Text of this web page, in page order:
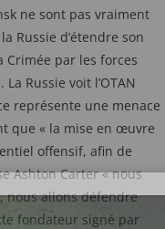
ne sont pas vraiment
Russie d’étendre son
Crimée par les forces
Russie voit l’OTAN
représente une menace
que « la mise en œuvre
offensif, afin de
Ashton Carter « nous
nous allons défendre
fondateur signé par